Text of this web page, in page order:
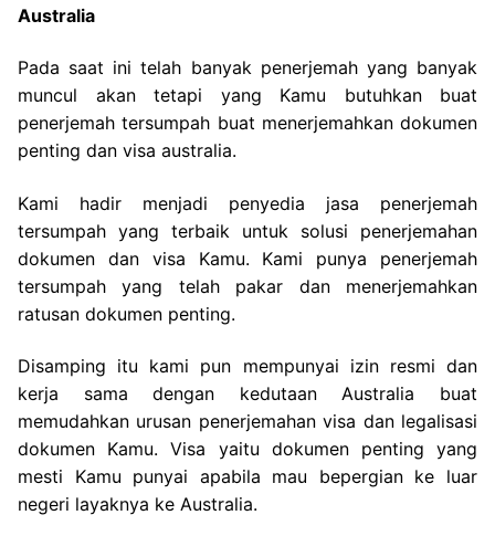
Australia
Pada saat ini telah banyak penerjemah yang banyak
muncul akan tetapi yang Kamu butuhkan buat
penerjemah tersumpah buat menerjemahkan dokumen
penting dan visa australia.
Kami hadir menjadi penyedia jasa penerjemah
tersumpah yang terbaik untuk solusi penerjemahan
dokumen dan visa Kamu. Kami punya penerjemah
tersumpah yang telah pakar dan menerjemahkan
ratusan dokumen penting.
Disamping itu kami pun mempunyai izin resmi dan
kerja sama dengan kedutaan Australia buat
memudahkan urusan penerjemahan visa dan legalisasi
dokumen Kamu. Visa yaitu dokumen penting yang
mesti Kamu punyai apabila mau bepergian ke luar
negeri layaknya ke Australia.